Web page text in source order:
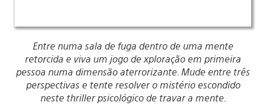
Entre numa sala de fuga dentro de uma mente
retorcida e viva um jogo de xploração em primeira
pessoa numa dimensão aterrorizante. Mude entre três
perspectivas e tente resolver o mistério escondido
neste thriller psicológico de travar a mente.